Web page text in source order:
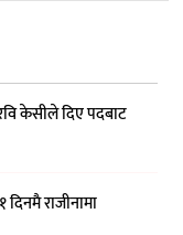
केसीले दिए पदबाट
राजीनामा